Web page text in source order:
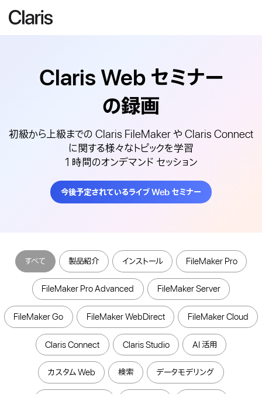
Claris Web セミナー
の録画
初級から上級までの Claris FileMaker や Claris Connect
に関する様々なトピックを学習
1 時間のオンデマンド セッション
今後予定されているライブ Web セミナー
すべて 製品紹介 インストール FileMaker Pro
FileMaker Pro Advanced FileMaker Server
FileMaker Go FileMaker WebDirect FileMaker Cloud
Claris Connect Claris Studio AI 活用
カスタム Web 検索 データモデリング